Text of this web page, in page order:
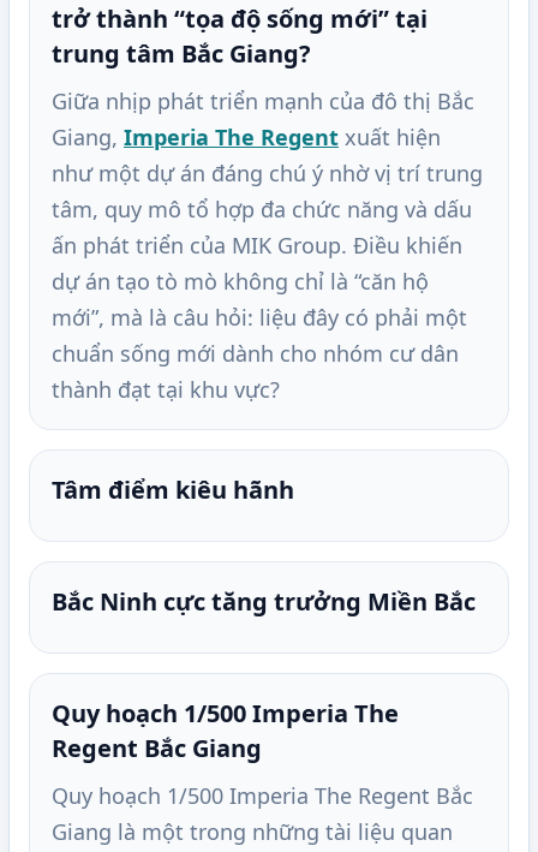
trở thành “tọa độ sống mới” tại
trung tâm Bắc Giang?
Giữa nhịp phát triển mạnh của đô thị Bắc
Giang, Imperia The Regent xuất hiện
như một dự án đáng chú ý nhờ vị trí trung
tâm, quy mô tổ hợp đa chức năng và dấu
ấn phát triển của MIK Group. Điều khiến
dự án tạo tò mò không chỉ là “căn hộ
mới”, mà là câu hỏi: liệu đây có phải một
chuẩn sống mới dành cho nhóm cư dân
thành đạt tại khu vực?
Tâm điểm kiêu hãnh
Bắc Ninh cực tăng trưởng Miền Bắc
Quy hoạch 1/500 Imperia The
Regent Bắc Giang
Quy hoạch 1/500 Imperia The Regent Bắc
Giang là một trong những tài liệu quan